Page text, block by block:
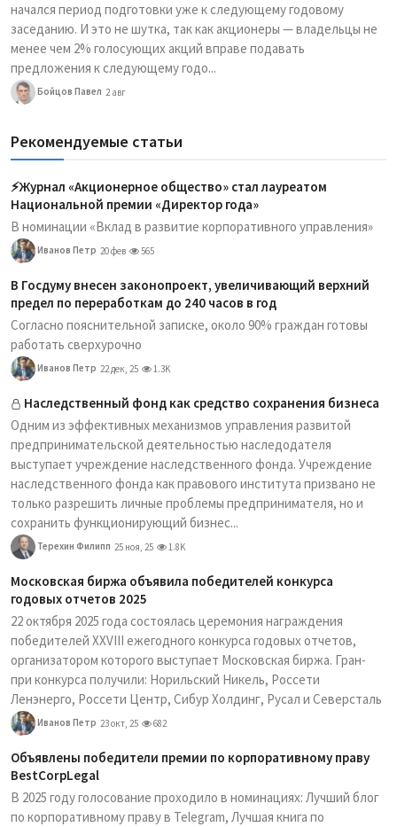
начался период подготовки уже к следующему годовому
заседанию. И это не шутка, так как акционеры — владельцы не
менее чем 2% голосующих акций вправе подавать
предложения к следующему годо...
Бойцов Павел 2 авг
Рекомендуемые статьи
⚡️Журнал «Акционерное общество» стал лауреатом
Национальной премии «Директор года»
В номинации «Вклад в развитие корпоративного управления»
Иванов Петр 20 фев 565
В Госдуму внесен законопроект, увеличивающий верхний
предел по переработкам до 240 часов в год
Согласно пояснительной записке, около 90% граждан готовы
работать сверхурочно
Иванов Петр 22 дек, 25 1.3K
Наследственный фонд как средство сохранения бизнеса
Одним из эффективных механизмов управления развитой
предпринимательской деятельностью наследодателя
выступает учреждение наследственного фонда. Учреждение
наследственного фонда как правового института призвано не
только разрешить личные проблемы предпринимателя, но и
сохранить функционирующий бизнес...
Терехин Филипп 25 ноя, 25 1.8K
Московская биржа объявила победителей конкурса
годовых отчетов 2025
22 октября 2025 года состоялась церемония награждения
победителей XXVIII ежегодного конкурса годовых отчетов,
организатором которого выступает Московская биржа. Гран-
при конкурса получили: Норильский Никель, Россети
Ленэнерго, Россети Центр, Сибур Холдинг, Русал и Северсталь
Иванов Петр 23 окт, 25 682
Объявлены победители премии по корпоративному праву
BestCorpLegal
В 2025 году голосование проходило в номинациях: Лучший блог
по корпоративному праву в Telegram, Лучшая книга по